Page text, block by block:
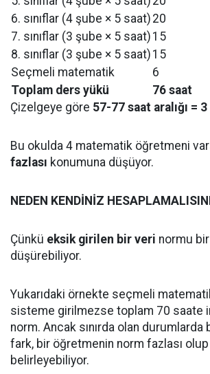
6. sınıflar (4 şube × 5 saat) 20
7. sınıflar (3 şube × 5 saat) 15
8. sınıflar (3 şube × 5 saat) 15
Seçmeli matematik
6
Toplam ders yükü
76 saat
Çizelgeye göre 57-77 saat aralığı =
Bu okulda 4 matematik öğretmeni
fazlası konumuna düşüyor.
NEDEN KENDİNİZ
Çünkü eksik girilen bir veri normu
düşürebiliyor.
Yukarıdaki örnekte seçmeli
sisteme girilmezse toplam 70 saate
norm. Ancak sınırda olan
fark, bir öğretmenin norm fazlası olup
belirleyebiliyor.